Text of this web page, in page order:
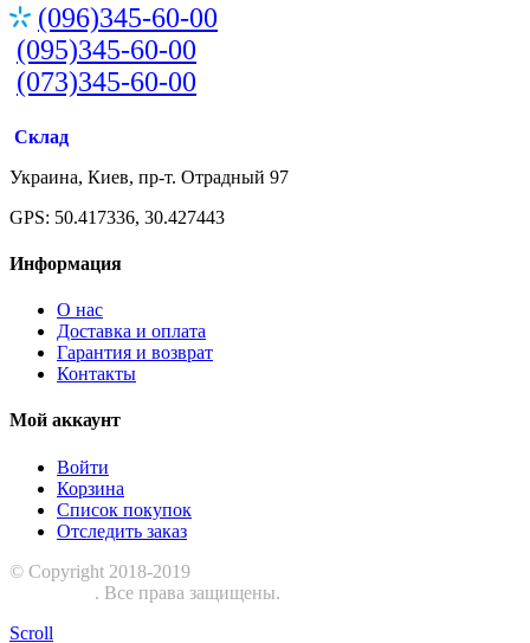
(096)345-60-00
(095)345-60-00
(073)345-60-00
Склад
Украина, Киев, пр-т. Отрадный 97
GPS: 50.417336, 30.427443
Информация
О нас
Доставка и оплата
Гарантия и возврат
Контакты
Мой аккаунт
Войти
Корзина
Список покупок
Отследить заказ
© Copyright 2018-2019
. Все права защищены.
Scroll